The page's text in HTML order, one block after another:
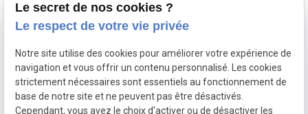
Actualités
Mentions légales
Siret :
53075274000015
Le secret de nos cookies ?
Le respect de votre vie privée
Notre site utilise des cookies pour améliorer votre expérience de
navigation et vous offrir un contenu personnalisé. Les cookies
strictement nécessaires sont essentiels au fonctionnement de
base de notre site et ne peuvent pas être désactivés.
Cependant, vous avez le choix d'activer ou de désactiver les